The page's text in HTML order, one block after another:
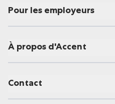
Pour les employeurs
À propos d'Accent
Contact